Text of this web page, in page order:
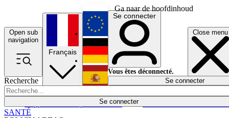
Ga naar de hoofdinhoud
Open sub
navigation
Close menu
Recherche
Se connecter
Économie
Français
English
Deutsch
Español
Se connecter
Vous êtes déconnecté.
Se connecter
SANTÉ